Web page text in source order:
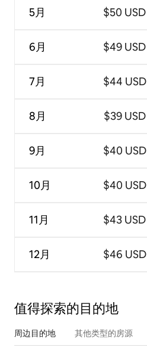
5月
6月
7月
8月
9月
10月
11月
12月
$50 USD
$49 USD
$44 USD
$39 USD
$40 USD
$40 USD
$43 USD
$46 USD
值得探索的目的地
周边目的地 其他类型的房源